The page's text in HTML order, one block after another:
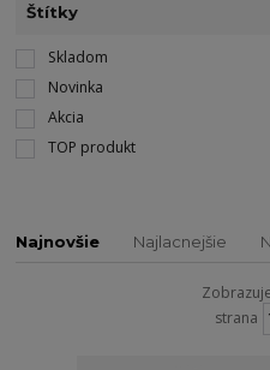
Štítky
Skladom
Novinka
Akcia
TOP produkt
Najnovšie Najlacnejšie
strana